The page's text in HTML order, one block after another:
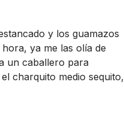
y los guamazos
ya me las olí­a de
un caballero para
charquito medio sequito,